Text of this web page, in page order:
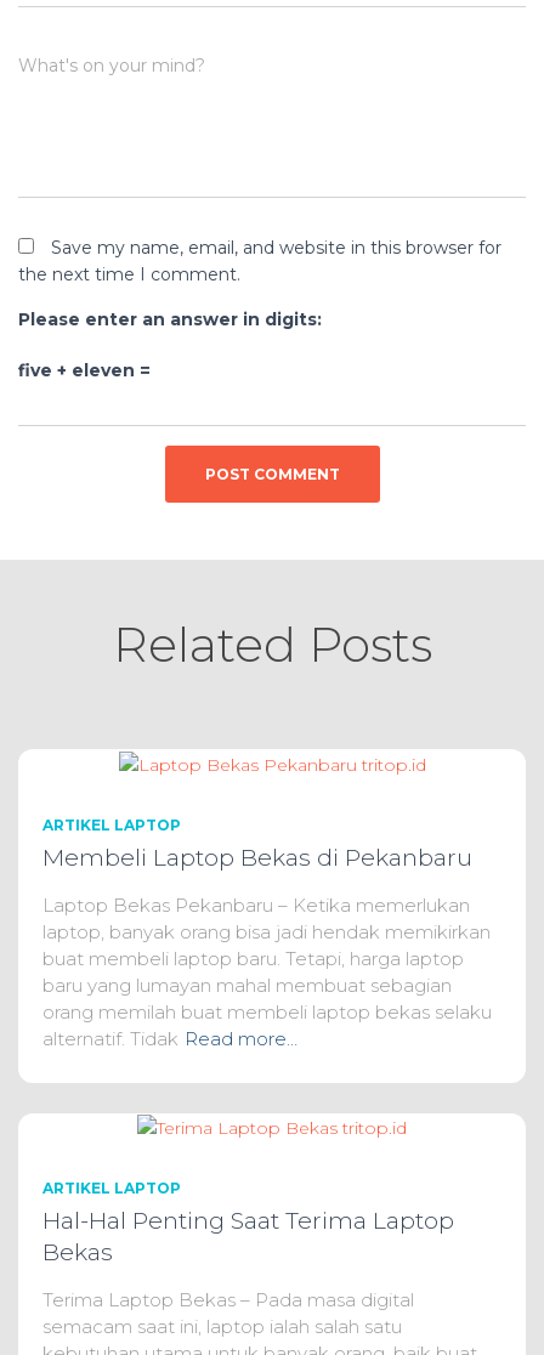
What's on your mind?
Save my name, email, and website in this browser for
the next time I comment.
Please enter an answer in digits:
five + eleven =
Related Posts
ARTIKEL LAPTOP
Membeli Laptop Bekas di Pekanbaru
Laptop Bekas Pekanbaru – Ketika memerlukan
laptop, banyak orang bisa jadi hendak memikirkan
buat membeli laptop baru. Tetapi, harga laptop
baru yang lumayan mahal membuat sebagian
orang memilah buat membeli laptop bekas selaku
alternatif. Tidak Read more…
ARTIKEL LAPTOP
Hal-Hal Penting Saat Terima Laptop
Bekas
Terima Laptop Bekas – Pada masa digital
semacam saat ini, laptop ialah salah satu